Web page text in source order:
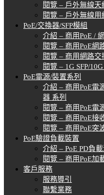
閱覽 – 戶外無線天
閱覽 – 戶外無線
PoE/交換器/SFP模組
介紹 – 商用PoE /
閱覽 – 商用PoE網
閱覽 – 商用網路交
閱覽 – 1G SFP/
PoE電源/裝置系列
介紹 – 商用PoE電
器 系列
閱覽 – 商用PoE電
閱覽 – 商用PoE接
閱覽 – 商用PoE突
PoE驗證負載裝置
介紹 – PoE PD負
閱覽 – 商用PoE加
客戶服務
服務導引
聯繫業務